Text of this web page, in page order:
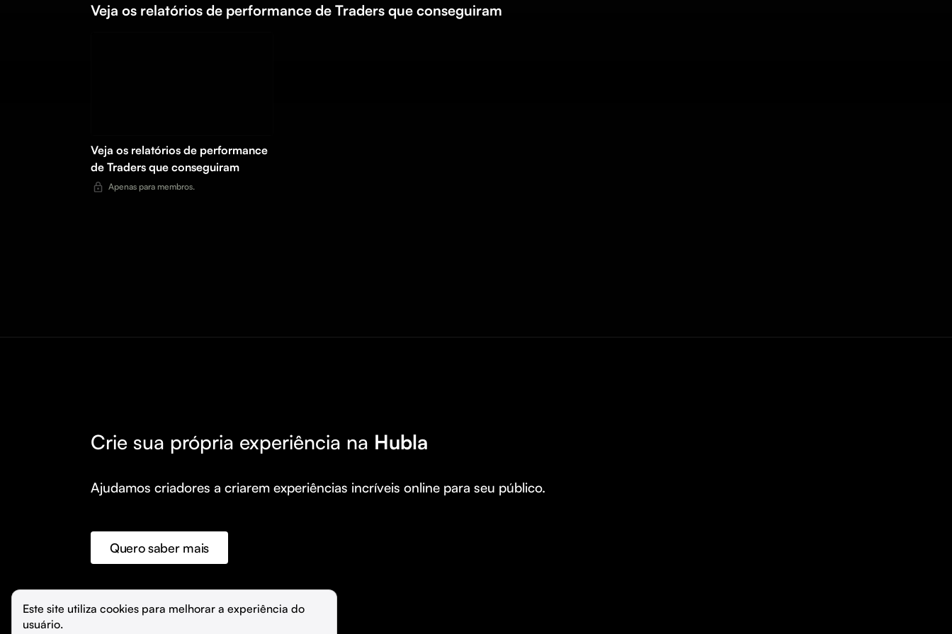
Veja os relatórios de performance de Traders que conseguiram
Veja os relatórios de performance
de Traders que conseguiram
Apenas para membros.
Crie sua própria experiência na Hubla
Ajudamos criadores a criarem experiências incríveis online para seu público.
Quero saber mais
©️ Hubla Tecnologia Ltda • 2026
Este site utiliza cookies para melhorar a experiência do
usuário.